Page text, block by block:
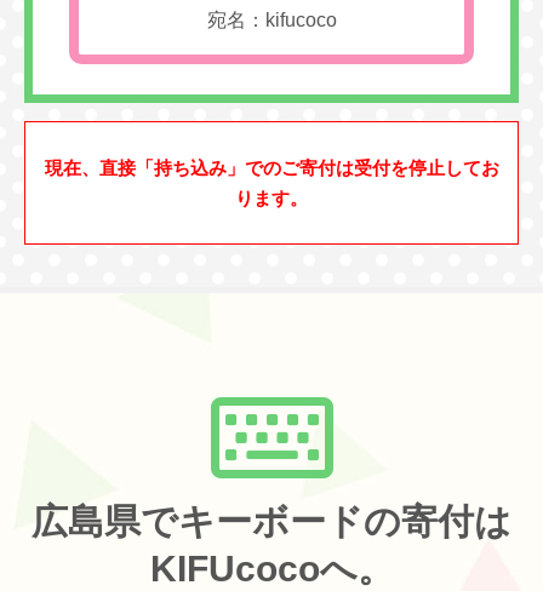
宛名：kifucoco
現在、直接「持ち込み」でのご寄付は受付を停止してお
ります。
広島県でキーボードの寄付は
KIFUcocoへ。